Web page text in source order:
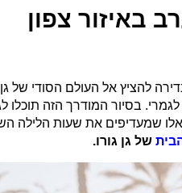
באיזור צפון
אל העולם הסודי של גן
בסיור המודרך הזה תוכלו
שמעדיפים את שעות הלילה
של גן גורו.